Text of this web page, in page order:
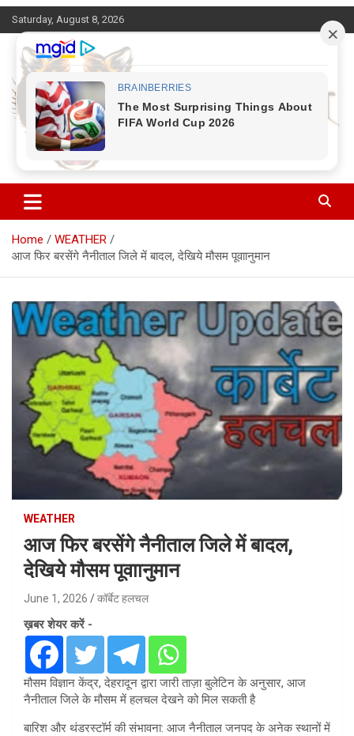
Skip
to
content
Saturday, August 8, 2026
Corbett Halchal (कॉर्बेट हलचल)
Home
WEATHER
आज फिर बरसेंगे नैनीताल जिले में बादल, देखिये मौसम पूवाानुमान
WEATHER
आज फिर बरसेंगे नैनीताल जिले में बादल,
देखिये मौसम पूवाानुमान
June 1, 2026 कॉर्बेट हलचल
ख़बर शेयर करें -
मौसम विज्ञान केंद्र, देहरादून द्वारा जारी ताज़ा बुलेटिन के अनुसार, आज
नैनीताल जिले के मौसम में हलचल देखने को मिल सकती है
बारिश और थंडरस्टॉर्म की संभावना: आज नैनीताल जनपद के अनेक स्थानों में